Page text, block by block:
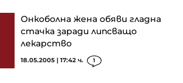
Онкоболна жена обяви гладна
стачка заради липсващо
лекарство
18.05.2005 | 17:42 ч. 1